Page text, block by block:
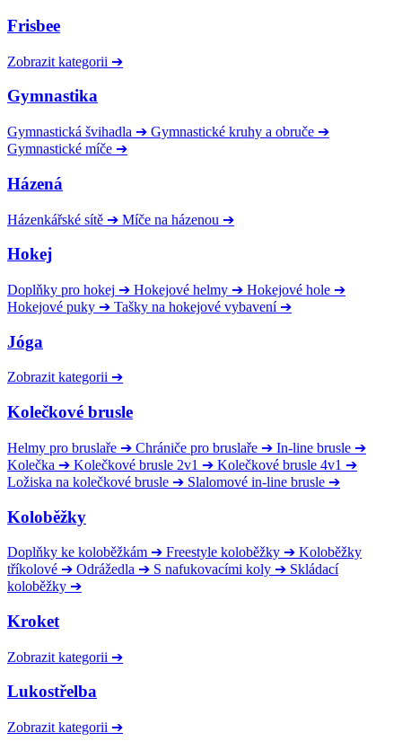
Frisbee
Zobrazit kategorii ➔
Gymnastika
Gymnastická švihadla ➔ Gymnastické kruhy a obruče ➔
Gymnastické míče ➔
Házená
Házenkářské sítě ➔ Míče na házenou ➔
Hokej
Doplňky pro hokej ➔ Hokejové helmy ➔ Hokejové hole ➔
Hokejové puky ➔ Tašky na hokejové vybavení ➔
Jóga
Zobrazit kategorii ➔
Kolečkové brusle
Helmy pro bruslaře ➔ Chrániče pro bruslaře ➔ In-line brusle ➔
Kolečka ➔ Kolečkové brusle 2v1 ➔ Kolečkové brusle 4v1 ➔
Ložiska na kolečkové brusle ➔ Slalomové in-line brusle ➔
Koloběžky
Doplňky ke koloběžkám ➔ Freestyle koloběžky ➔ Koloběžky
tříkolové ➔ Odrážedla ➔ S nafukovacími koly ➔ Skládací
koloběžky ➔
Kroket
Zobrazit kategorii ➔
Lukostřelba
Zobrazit kategorii ➔